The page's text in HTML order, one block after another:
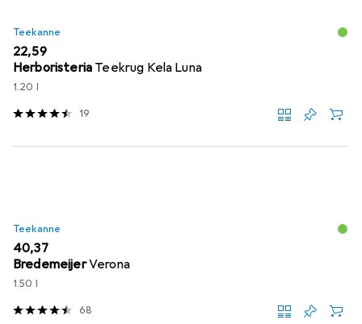
Teekanne
EUR
22,59
Herboristeria Teekrug Kela Luna
1.20 l
19
Teekanne
EUR
40,37
BredemeijerVerona
1.50 l
68